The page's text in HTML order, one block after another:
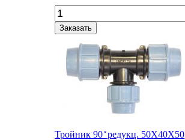
Заказать
Тройник 90 ̊ редукц. 50Х40Х50